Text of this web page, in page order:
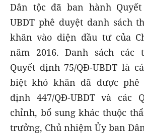
Dân tộc đã ban hành
UBDT phê duyệt danh sách
khăn vào diện đầu tư của
năm 2016. Danh sách các
Quyết định 75/QĐ-UBDT là
biệt khó khăn đã được phê
định 447/QĐ-UBDT và các
chỉnh, bổ sung khác thuộc
trưởng, Chủ nhiệm Ủy ban